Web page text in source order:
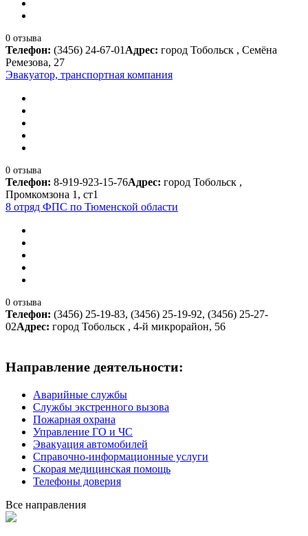
0 отзыва
Телефон: (3456) 24-67-01 Адрес: город Тобольск , Семёна
Ремезова, 27
Эвакуатор, транспортная компания
0 отзыва
Телефон: 8-919-923-15-76Адрес: город Тобольск ,
Промкомзона 1, ст1
8 отряд ФПС по Тюменской области
0 отзыва
Телефон: (3456) 25-19-83, (3456) 25-19-92, (3456) 25-27-
02Адрес: город Тобольск , 4-й микрорайон, 56
Направление деятельности:
Аварийные службы
Службы экстренного вызова
Пожарная охрана
Управление ГО и ЧС
Эвакуация автомобилей
Справочно-информационные услуги
Скорая медицинская помощь
Телефоны доверия
Все направления